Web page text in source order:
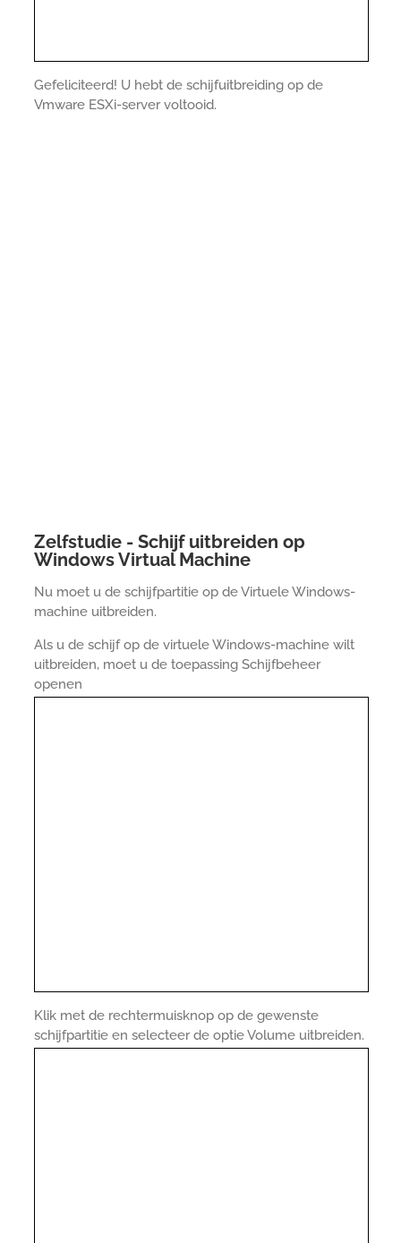
Gefeliciteerd! U hebt de schijfuitbreiding op de
Vmware ESXi-server voltooid.
Zelfstudie - Schijf uitbreiden op
Windows Virtual Machine
Nu moet u de schijfpartitie op de Virtuele Windows-
machine uitbreiden.
Als u de schijf op de virtuele Windows-machine wilt
uitbreiden, moet u de toepassing Schijfbeheer
openen
Klik met de rechtermuisknop op de gewenste
schijfpartitie en selecteer de optie Volume uitbreiden.